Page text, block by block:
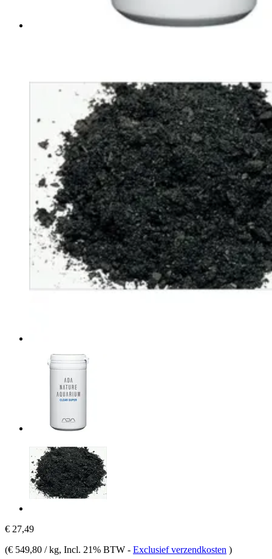
€ 27,49
(€ 549,80 / kg, Incl. 21% BTW - Exclusief verzendkosten )